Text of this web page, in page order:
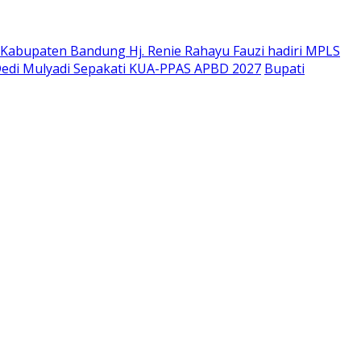
Bandung Hj. Renie Rahayu Fauzi hadiri MPLS
Mulyadi Sepakati KUA-PPAS APBD 2027 Bupati